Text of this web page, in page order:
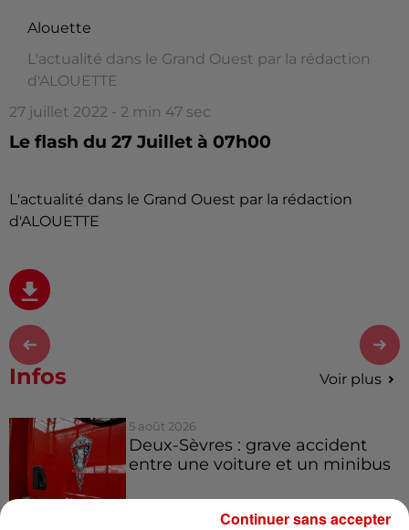
Alouette
L'actualité dans le Grand Ouest par la rédaction
d'ALOUETTE
27 juillet 2022 - 2 min 47 sec
Le flash du 27 Juillet à 07h00
L'actualité dans le Grand Ouest par la rédaction
d'ALOUETTE
Infos Voir plus
5 août 2026
Deux-Sèvres : grave accident
entre une voiture et un minibus
Continuer sans accepter